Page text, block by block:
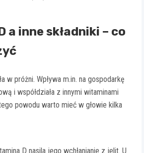
a inne składniki – co
w próżni. Wpływa m.in. na gospodarkę
i współdziała z innymi witaminami
powodu warto mieć w głowie kilka
D nasila jego wchłanianie z jelit. U